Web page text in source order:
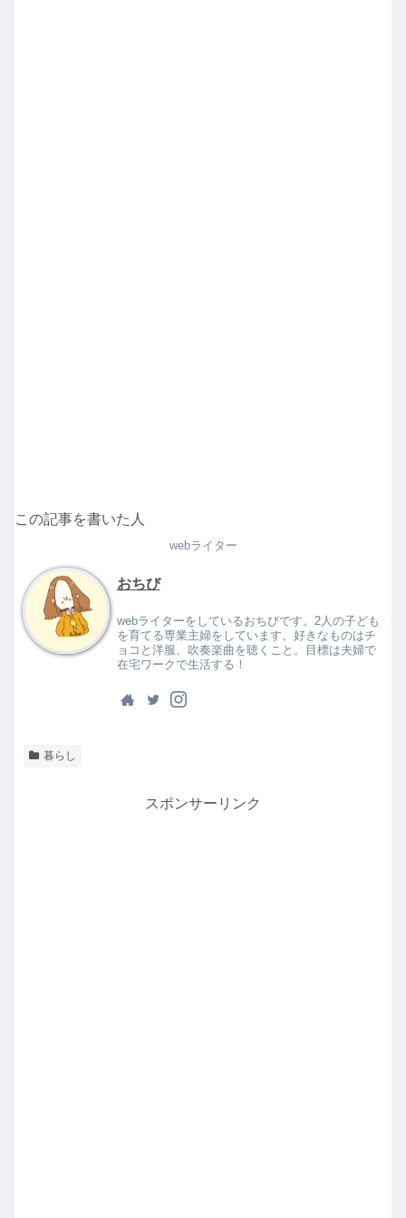
この記事を書いた人
webライター
おちび
webライターをしているおちびです。2人の子ども
を育てる専業主婦をしています。好きなものはチ
ョコと洋服、吹奏楽曲を聴くこと。目標は夫婦で
在宅ワークで生活する！
暮らし
スポンサーリンク